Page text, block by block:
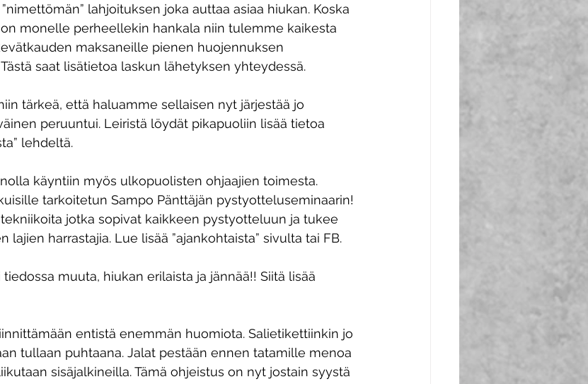
lahjoituksen joka auttaa asiaa hiukan. Koska
monelle perheellekin hankala niin tulemme kaikesta
maksaneille pienen huojennuksen
saat lisätietoa laskun lähetyksen yhteydessä.
tärkeä, että haluamme sellaisen nyt järjestää jo
peruuntui. Leiristä löydät pikapuoliin lisää tietoa
lehdeltä.
käyntiin myös ulkopuolisten ohjaajien toimesta.
tarkoitetun Sampo Pänttäjän pystyotteluseminaarin!
jotka sopivat kaikkeen pystyotteluun ja tukee
lajien harrastajia. Lue lisää ”ajankohtaista” sivulta tai FB.
muuta, hiukan erilaista ja jännää!! Siitä lisää
entistä enemmän huomiota. Salietikettiinkin jo
tullaan puhtaana. Jalat pestään ennen tatamille menoa
sisäjalkineilla. Tämä ohjeistus on nyt jostain syystä